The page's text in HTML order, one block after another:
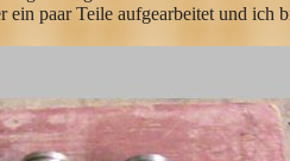
ein paar Teile aufgearbeitet und ich